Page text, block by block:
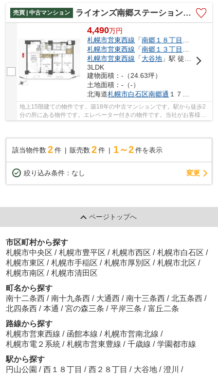
売買 | 中古マンション
ライオンズ南郷ステーションマークス イースト棟
4,490万円
札幌市営東西線 「南郷１８丁目
札幌市営東西線 「南郷１３丁目
札幌市営東西線 「大谷地 」駅 徒歩23分
3LDK
建物面積：-（24.63坪）
土地面積：-（-）
北海道札幌市白石区南郷通 １７丁目北8-32
地上15階建ての物件です。築18年の中古マンションです。駅から徒歩2
分の所にある物件です。エレベーター付きの物件です。当社がお客様の
該当物件数 2件 販売数 2 件 1～2 件を表示
絞り込み条件： なし 変更
ページトップへ
市区町村から探す
札幌市中央区 / 札幌市豊平区 / 札幌市西区 / 札幌市白石区 /
札幌市東区 / 札幌市手稲区 / 札幌市厚別区 / 札幌市北区 /
札幌市南区 / 札幌市清田区
町名から探す
南十二条西 / 南十九条西 / 大通西 / 南十三条西 / 北五条西 /
北四条西 / 本通 / 宮の森三条 / 平岸三条 / 富丘二条
路線から探す
札幌市営東西線 / 函館本線 / 札幌市営南北線 /
札幌市電２系統 / 札幌市営東豊線 / 千歳線 / 学園都市線
駅から探す
円山公園 / 西１８丁目 / 西２８丁目 / 大谷地 / 澄川 /